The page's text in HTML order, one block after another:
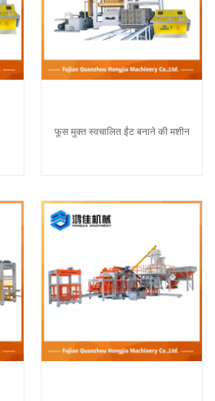
फूस मुक्त स्वचालित ईंट बनाने की मशीन